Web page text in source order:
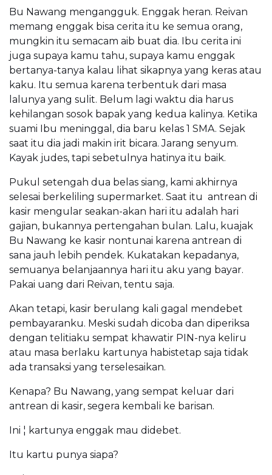
Bu Nawang mengangguk. Enggak heran. Reivan
memang enggak bisa cerita itu ke semua orang,
mungkin itu semacam aib buat dia. Ibu cerita ini
juga supaya kamu tahu, supaya kamu enggak
bertanya-tanya kalau lihat sikapnya yang keras atau
kaku. Itu semua karena terbentuk dari masa
lalunya yang sulit. Belum lagi waktu dia harus
kehilangan sosok bapak yang kedua kalinya. Ketika
suami Ibu meninggal, dia baru kelas 1 SMA. Sejak
saat itu dia jadi makin irit bicara. Jarang senyum.
Kayak judes, tapi sebetulnya hatinya itu baik.
Pukul setengah dua belas siang, kami akhirnya
selesai berkeliling supermarket. Saat itu antrean di
kasir mengular seakan-akan hari itu adalah hari
gajian, bukannya pertengahan bulan. Lalu, kuajak
Bu Nawang ke kasir nontunai karena antrean di
sana jauh lebih pendek. Kukatakan kepadanya,
semuanya belanjaannya hari itu aku yang bayar.
Pakai uang dari Reivan, tentu saja.
Akan tetapi, kasir berulang kali gagal mendebet
pembayaranku. Meski sudah dicoba dan diperiksa
dengan telitiaku sempat khawatir PIN-nya keliru
atau masa berlaku kartunya habistetap saja tidak
ada transaksi yang terselesaikan.
Kenapa? Bu Nawang, yang sempat keluar dari
antrean di kasir, segera kembali ke barisan.
Ini ¦ kartunya enggak mau didebet.
Itu kartu punya siapa?